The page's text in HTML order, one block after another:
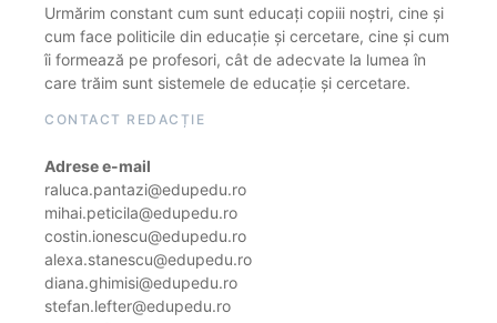
Urmărim constant cum sunt educați copiii noștri, cine și
cum face politicile din educație și cercetare, cine și cum
îi formează pe profesori, cât de adecvate la lumea în
care trăim sunt sistemele de educație și cercetare.
CONTACT REDACȚIE
Adrese e-mail
raluca.pantazi@edupedu.ro
mihai.peticila@edupedu.ro
costin.ionescu@edupedu.ro
alexa.stanescu@edupedu.ro
diana.ghimisi@edupedu.ro
stefan.lefter@edupedu.ro